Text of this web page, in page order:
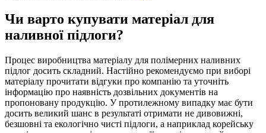
Чи варто купувати матеріал для
наливної підлоги?
Процес виробництва матеріалу для полімерних наливних
підлог досить складний. Настійно рекомендуємо при виборі
матеріалу прочитати відгуки про компанію та уточніть
інформацію про наявність дозвільних документів на
пропоновану продукцію. У протилежному випадку має бути
досить великий шанс в результаті отримати не дивовижні,
безшовні та екологічно чисті підлоги, а наприклад корейську